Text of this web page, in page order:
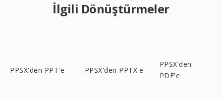
İlgili Dönüştürmeler
PPSX'den PPT'e PPSX'den PPTX'e
PPSX'den
PDF'e